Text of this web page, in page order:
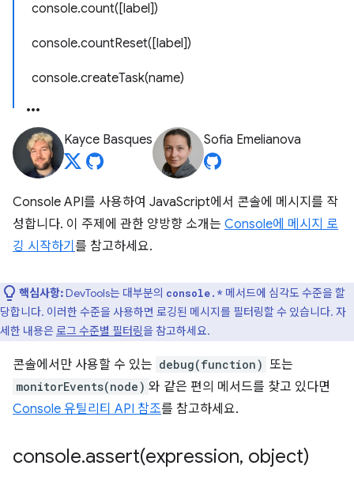
console.count([label])
console.countReset([label])
console.createTask(name)
Kayce Basques Sofia Emelianova
Console API를 사용하여 JavaScript에서 콘솔에 메시지를 작
성합니다. 이 주제에 관한 양방향 소개는 Console에 메시지 로
깅 시작하기 를 참고하세요.
핵심사항:DevTools는 대부분의 console.* 메서드에 심각도 수준을 할
당합니다. 이러한 수준을 사용하면 로깅된 메시지를 필터링할 수 있습니다. 자
세한 내용은 로그 수준별 필터링을 참고하세요.
콘솔에서만 사용할 수 있는 debug(function) 또는
monitorEvents(node) 와 같은 편의 메서드를 찾고 있다면
Console 유틸리티 API 참조를 참고하세요.
console.assert(expression, object)